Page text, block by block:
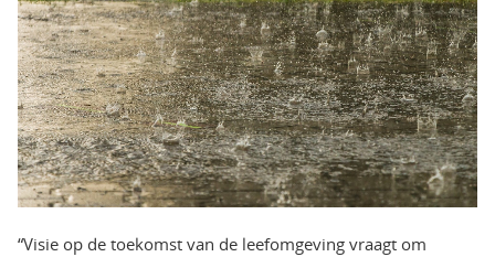
“Visie op de toekomst van de leefomgeving vraagt om